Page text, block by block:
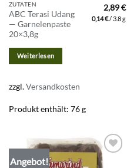
ZUTATEN
ABC Terasi Udang
— Garnelenpaste
20×3,8g
2,89€
0,14€/3.8g
Weiterlesen
zzgl.Versandkosten
Produkt enthält: 76g
Angebot!
Zur